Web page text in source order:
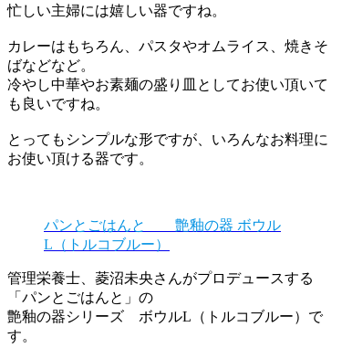
忙しい主婦には嬉しい器ですね。
カレーはもちろん、パスタやオムライス、焼きそ
ばなどなど。
冷やし中華やお素麺の盛り皿としてお使い頂いて
も良いですね。
とってもシンプルな形ですが、いろんなお料理に
お使い頂ける器です。
パンとごはんと 艶釉の器 ボウル
L（トルコブルー）
管理栄養士、菱沼未央さんがプロデュースする
「パンとごはんと」の
艶釉の器シリーズ ボウルL（トルコブルー）で
す。